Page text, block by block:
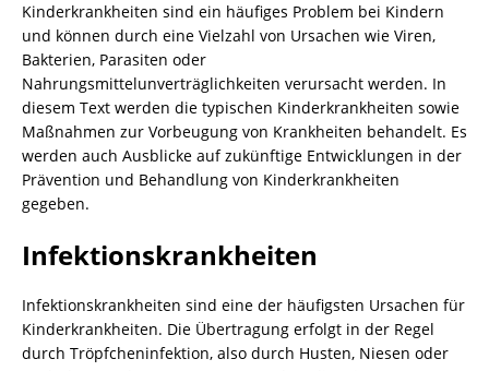
Kinderkrankheiten sind ein häufiges Problem bei Kindern
und können durch eine Vielzahl von Ursachen wie Viren,
Bakterien, Parasiten oder
Nahrungsmittelunverträglichkeiten verursacht werden. In
diesem Text werden die typischen Kinderkrankheiten sowie
Maßnahmen zur Vorbeugung von Krankheiten behandelt. Es
werden auch Ausblicke auf zukünftige Entwicklungen in der
Prävention und Behandlung von Kinderkrankheiten
gegeben.
Infektionskrankheiten
Infektionskrankheiten sind eine der häufigsten Ursachen für
Kinderkrankheiten. Die Übertragung erfolgt in der Regel
durch Tröpfcheninfektion, also durch Husten, Niesen oder